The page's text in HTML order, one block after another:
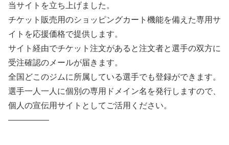
当サイトを立ち上げました。
チケット販売用のショッピングカート機能を備えた専用サ
イトを応援価格で提供します。
サイト経由でチケット注文があると注文者と選手の双方に
受注確認のメールが届きます。
全国どこのジムに所属している選手でも登録ができます。
選手一人一人に個別の専用ドメイン名を発行しますので、
個人の宣伝用サイトとしてご活用ください。
—————